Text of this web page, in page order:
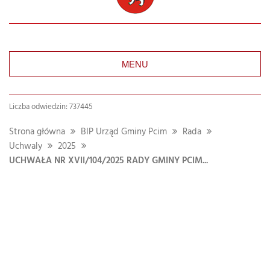
MENU
Liczba odwiedzin: 737445
Strona główna BIP Urząd Gminy Pcim
Rada
Uchwaly
2025
UCHWAŁA NR XVII/104/2025 RADY GMINY PCIM...